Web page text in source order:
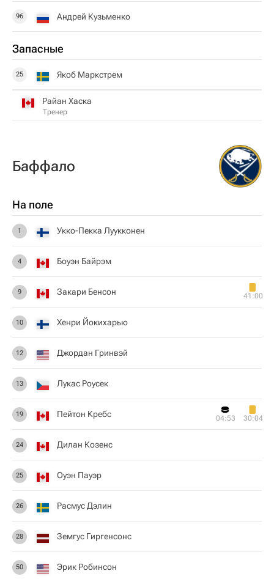
96 Андрей Кузьменко
Запасные
25 Якоб Маркстрем
Райан Хаска
Тренер
Баффало
На поле
1 Укко-Пекка Луукконен
4 Боуэн Байрэм
9 Закари Бенсон 41:00
10 Хенри Йокихарью
12 Джордан Гринвэй
13 Лукас Роусек
19 Пейтон Кребс 04:53 30:04
24 Дилан Козенс
25 Оуэн Пауэр
26 Расмус Дэлин
28 Земгус Гиргенсонс
50 Эрик Робинсон